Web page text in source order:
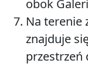
obok
Na terenie
znajduje
przestrzeń